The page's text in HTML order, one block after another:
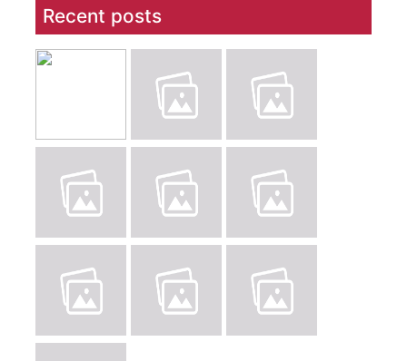
Recent posts